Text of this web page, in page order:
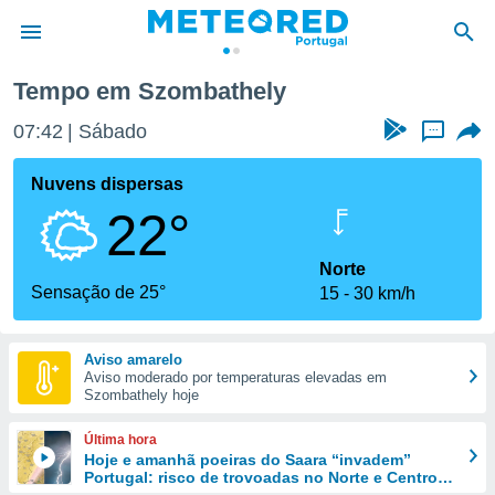
da
foi
fornecidas
a este
das
e
forma
digital
Tempo em Szombathely
07:42 Sábado ...
Nuvens dispersas
22°
Sensação de 25°
Norte
15
30 km/h
Aviso amarelo
Aviso moderado por temperaturas elevadas em
Szombathely hoje
Última hora
Hoje e amanhã poeiras do Saara “invadem”
Portugal: risco de trovoadas no Norte e Centro